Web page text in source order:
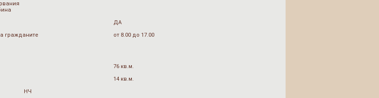
ДА
гражданите
от 8.00 до 17.00
76 кв.м.
14 кв.м.
НЧ